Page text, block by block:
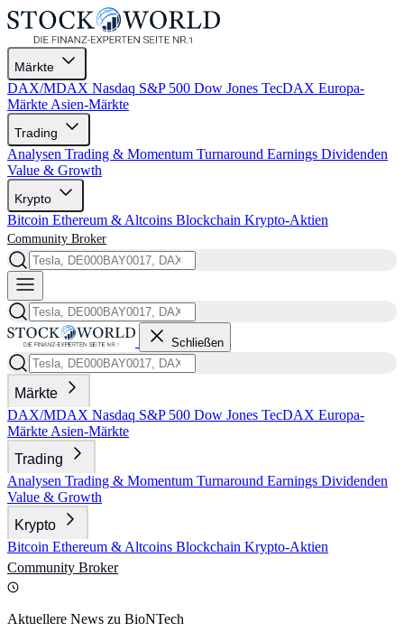
Märkte
DAX/MDAX Nasdaq S&P 500 Dow Jones TecDAX Europa-
Märkte Asien-Märkte
Trading
Analysen Trading & Momentum Turnaround Earnings Dividenden
Value & Growth
Krypto
Bitcoin Ethereum & Altcoins Blockchain Krypto-Aktien
Community Broker
Schließen
Märkte
DAX/MDAX Nasdaq S&P 500 Dow Jones TecDAX Europa-
Märkte Asien-Märkte
Trading
Analysen Trading & Momentum Turnaround Earnings Dividenden
Value & Growth
Krypto
Bitcoin Ethereum & Altcoins Blockchain Krypto-Aktien
Community Broker
Aktuellere News zu BioNTech